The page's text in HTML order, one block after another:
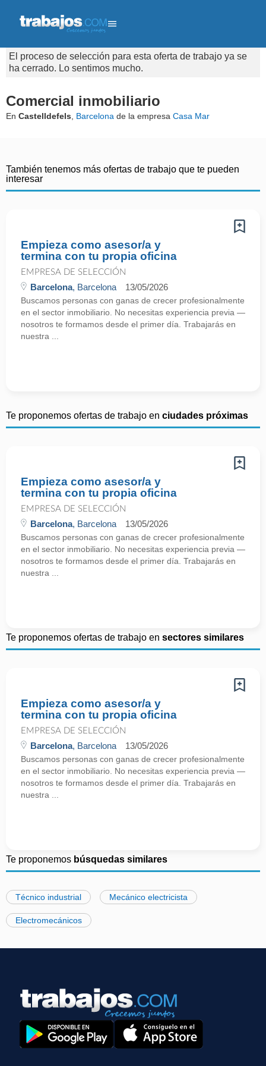
El proceso de selección para esta oferta de trabajo ya se
ha cerrado. Lo sentimos mucho.
Comercial inmobiliario
En Castelldefels Barcelona de la empresa Casa Mar
También tenemos más ofertas de trabajo que te pueden
interesar
Empieza como asesor/a y
termina con tu propia oficina
EMPRESA DE SELECCIÓN
Barcelona, Barcelona 13/05/2026
Buscamos personas con ganas de crecer profesionalmente
en el sector inmobiliario. No necesitas experiencia previa —
nosotros te formamos desde el primer día. Trabajarás en
nuestra ...
Te proponemos ofertas de trabajo en ciudades próximas
Empieza como asesor/a y
termina con tu propia oficina
EMPRESA DE SELECCIÓN
Barcelona, Barcelona 13/05/2026
Buscamos personas con ganas de crecer profesionalmente
en el sector inmobiliario. No necesitas experiencia previa —
nosotros te formamos desde el primer día. Trabajarás en
nuestra ...
Te proponemos ofertas de trabajo en sectores similares
Empieza como asesor/a y
termina con tu propia oficina
EMPRESA DE SELECCIÓN
Barcelona, Barcelona 13/05/2026
Buscamos personas con ganas de crecer profesionalmente
en el sector inmobiliario. No necesitas experiencia previa —
nosotros te formamos desde el primer día. Trabajarás en
nuestra ...
Te proponemos búsquedas similares
Técnico industrial Mecánico electricista
Electromecánicos